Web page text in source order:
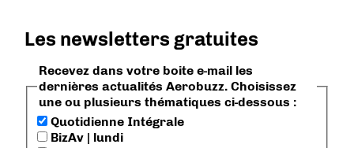
Les newsletters gratuites
Recevez dans votre boite e-mail les
dernières actualités Aerobuzz. Choisissez
une ou plusieurs thématiques ci-dessous :
Quotidienne Intégrale
BizAv | lundi